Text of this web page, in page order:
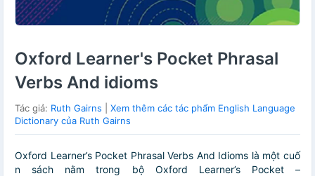
Oxford Learner's Pocket Phrasal
Verbs And idioms
Tác giả: Ruth Gairns
Xem thêm các tác phẩm English Language
Dictionary của Ruth Gairns
Oxford Learner’s Pocket Phrasal Verbs And Idioms là một cuố
n sách nằm trong bộ Oxford Learner’s Pocket –